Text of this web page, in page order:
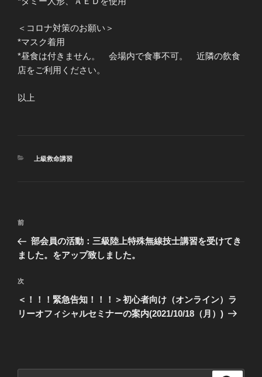
＜コロナ対策のお願い＞
*マスク着用
*昼食は付きません。 会場内で食事不可。 近隣の飲食
店をご利用ください。
以上
カ
上級救命講習
投
ナ
ゲ
ー
シ
過
去
の
稿
前
部会員の活動：三級陸上特殊無線技士講習を受けてき
ました。をアップ致しました。
次
の
投
次
＜！！！緊急告知！！！＞初心者向け（オンライン）ラ
リーオフィシャルセミナーの案内(2021/10/18（月）)